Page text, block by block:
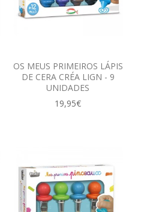
OS MEUS PRIMEIROS LÁPIS
DE CERA CRÉA LIGN - 9
UNIDADES
19,95€